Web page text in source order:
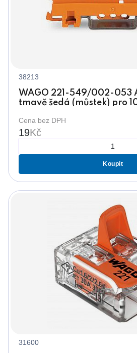
38213
WAGO 221-549/002-053
tmavě šedá (můstek) pro
Cena bez DPH
19Kč
Koupit
31600